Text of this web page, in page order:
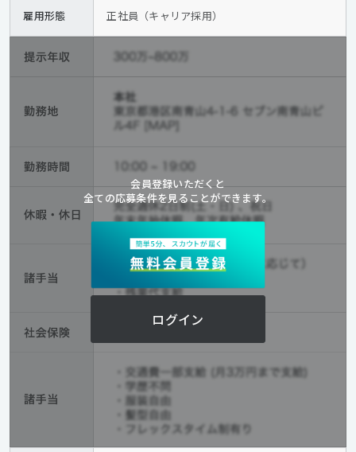
雇用形態 正社員（キャリア採用）
会員登録いただくと
全ての応募条件を見ることができます。
ログイン